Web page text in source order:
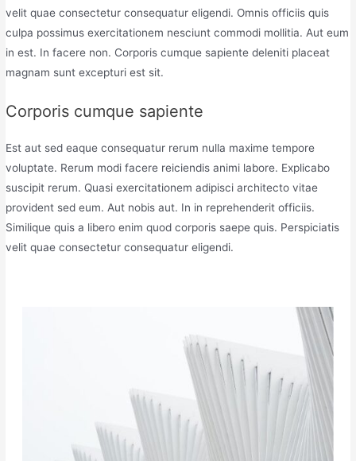
velit quae consectetur consequatur eligendi. Omnis officiis quis
culpa possimus exercitationem nesciunt commodi mollitia. Aut eum
in est. In facere non. Corporis cumque sapiente deleniti placeat
magnam sunt excepturi est sit.
Corporis cumque sapiente
Est aut sed eaque consequatur rerum nulla maxime tempore
voluptate. Rerum modi facere reiciendis animi labore. Explicabo
suscipit rerum. Quasi exercitationem adipisci architecto vitae
provident sed eum. Aut nobis aut. In in reprehenderit officiis.
Similique quis a libero enim quod corporis saepe quis. Perspiciatis
velit quae consectetur consequatur eligendi.